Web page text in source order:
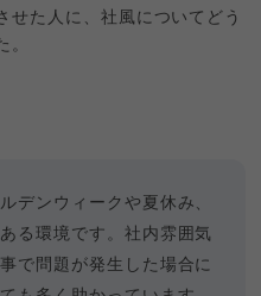
せた人に、社風についてどう
。
デンウィークや夏休み、
る環境です。社内雰囲気
で問題が発生した場合に